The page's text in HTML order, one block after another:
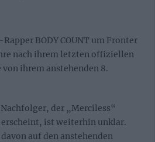
BODY COUNT um Fronter
nach ihrem letzten offiziellen
ihrem anstehenden 8.
der „Merciless“
ist weiterhin unklar.
auf den anstehenden